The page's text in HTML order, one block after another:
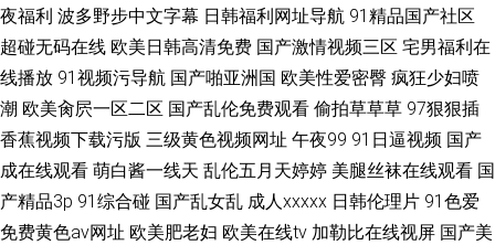
夜福利 波多野步中文字幕 日韩福利网址导航 91精品国产社区
超碰无码在线 欧美日韩高清免费 国产激情视频三区 宅男福利在
线播放 91视频污导航 国产啪亚洲国 欧美性爱密臀 疯狂少妇喷
潮 欧美肏屄一区二区 国产乱伦免费观看 偷拍草草草 97狠狠插
香蕉视频下载污版 三级黄色视频网址 午夜99 91日逼视频 国产
成在线观看 萌白酱一线天 乱伦五月天婷婷 美腿丝袜在线观看 国
产精品3p 91综合碰 国产乱女乱 成人xxxxx 日韩伦理片 91色爱
免费黄色av网址 欧美肥老妇 欧美在线tv 加勒比在线视屏 国产美